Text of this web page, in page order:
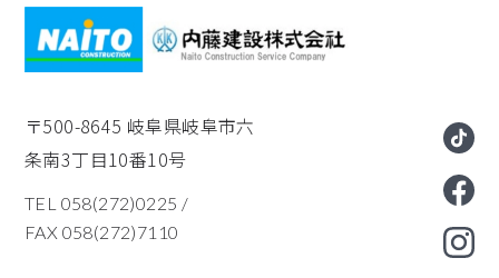
〒500-8645 岐阜県岐阜市六
条南3丁目10番10号
TEL 058(272)0225 /
FAX 058(272)7110